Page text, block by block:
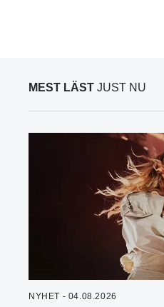
MEST LÄST JUST NU
NYHET - 04.08.2026